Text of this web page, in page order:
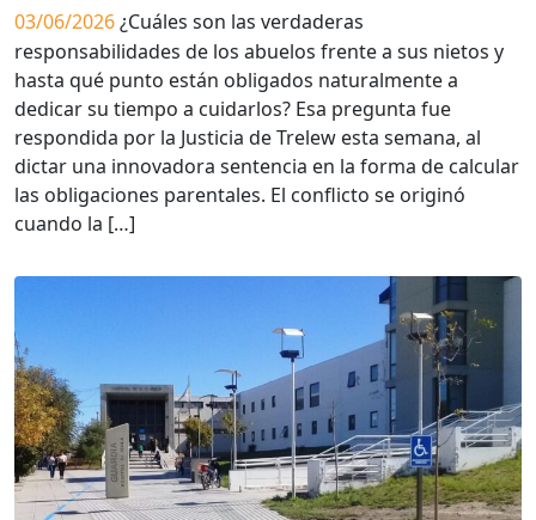
03/06/2026¿Cuáles son las verdaderas
responsabilidades de los abuelos frente a sus nietos y
hasta qué punto están obligados naturalmente a
dedicar su tiempo a cuidarlos? Esa pregunta fue
respondida por la Justicia de Trelew esta semana, al
dictar una innovadora sentencia en la forma de calcular
las obligaciones parentales. El conflicto se originó
cuando la […]